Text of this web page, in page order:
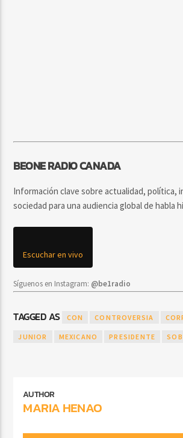
BEONE RADIO CANADA
Información clave sobre actualidad, política,
sociedad para una audiencia global de habla
Escuchar en vivo
Síguenos en Instagram: @be1radio
TAGGED AS CON CONTROVERSIA
JUNIOR MEXICANO PRESIDENTE
AUTHOR
MARIA HENAO